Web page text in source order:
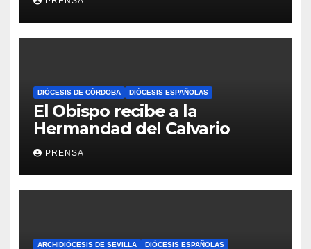
DIÓCESIS DE CÓRDOBA DIÓCESIS ESPAÑOLAS
El Obispo recibe a la
Hermandad del Calvario
PRENSA
ARCHIDIÓCESIS DE SEVILLA DIÓCESIS ESPAÑOLAS